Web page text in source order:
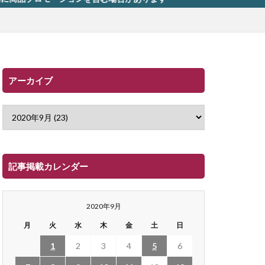
アーカイブ
記事掲載カレンダー
2020年9月
月 火 水 木 金 土 日
1 2 3 4 5 6